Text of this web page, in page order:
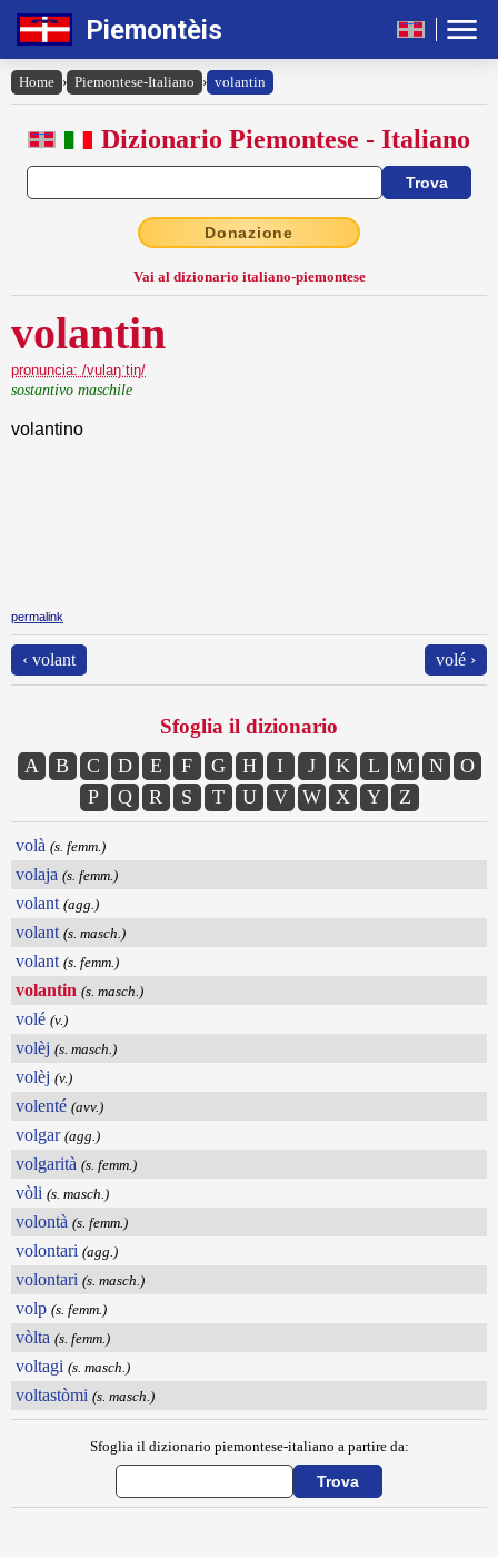
Piemontèis
Home › Piemontese-Italiano › volantin
Dizionario Piemontese - Italiano
Donazione
Vai al dizionario italiano-piemontese
volantin
pronuncia: /vulaŋˈtiŋ/
sostantivo maschile
volantino
permalink
‹ volant volé ›
Sfoglia il dizionario
A B C D E F G H I J K L M N
O
P
Q R S T U V W X Y Z
volà (s. femm.)
volaja (s. femm.)
volant (agg.)
volant (s. masch.)
volant (s. femm.)
volantin (s. masch.)
volé (v.)
volèj (s. masch.)
volèj (v.)
volenté (avv.)
volgar (agg.)
volgarità (s. femm.)
vòli (s. masch.)
volontà (s. femm.)
volontari (agg.)
volontari (s. masch.)
volp (s. femm.)
vòlta (s. femm.)
voltagi (s. masch.)
voltastòmi (s. masch.)
Sfoglia il dizionario piemontese-italiano a partire da: